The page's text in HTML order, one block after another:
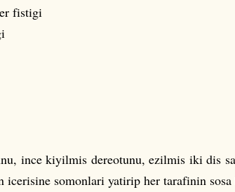
fistigi
ince kiyilmis dereotunu, ezilmis iki dis
icerisine somonlari yatirip her tarafinin